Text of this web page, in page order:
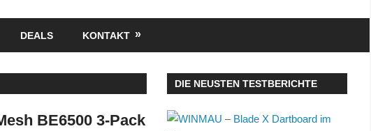
DEALS KONTAKT
BE6500 3-Pack
DIE NEUSTEN TESTBERICHTE